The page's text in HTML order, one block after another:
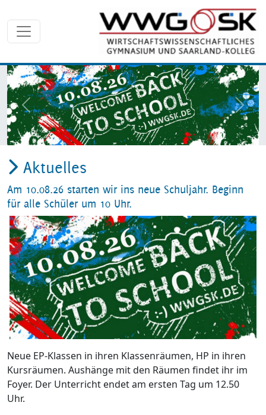
zurück
Aktuelles
Am 10.08.26 starten wir ins neue Schuljahr. Beginn
für alle Schüler um 10 Uhr.
Neue EP-Klassen in ihren Klassenräumen, HP in ihren
Kursräumen. Aushänge mit den Räumen findet ihr im
Foyer. Der Unterricht endet am ersten Tag um 12.50
Uhr.